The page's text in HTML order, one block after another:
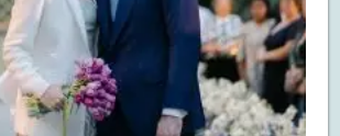
S.O.S CASADAS
FALE COM O SAY I DO